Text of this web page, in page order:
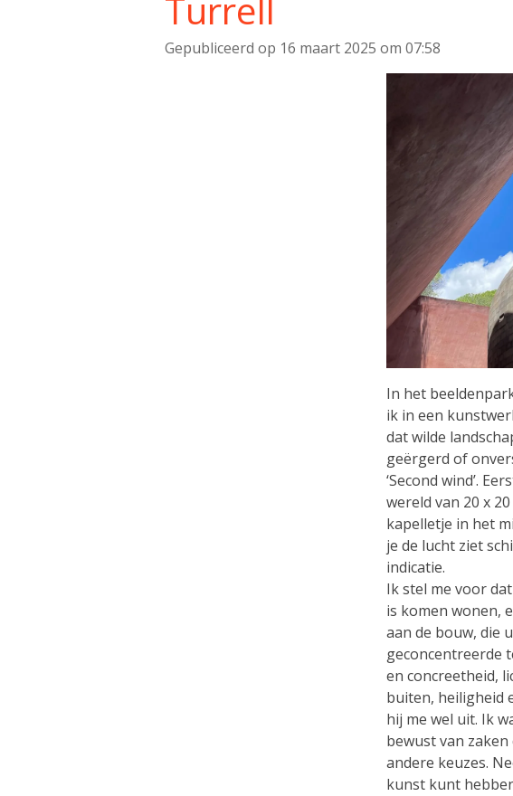
Turrell
Gepubliceerd op 16 maart 2025 om 07:58
In het
ik in een
dat wilde
geërgerd of
‘Second wind’.
wereld van 20 x
kapelletje in het
je de lucht ziet
indicatie.
Ik stel me voor
is komen wonen,
aan de bouw, die
geconcentreerde
en concreetheid,
buiten, heiligheid
hij me wel uit. Ik
bewust van
andere keuzes.
kunst kunt